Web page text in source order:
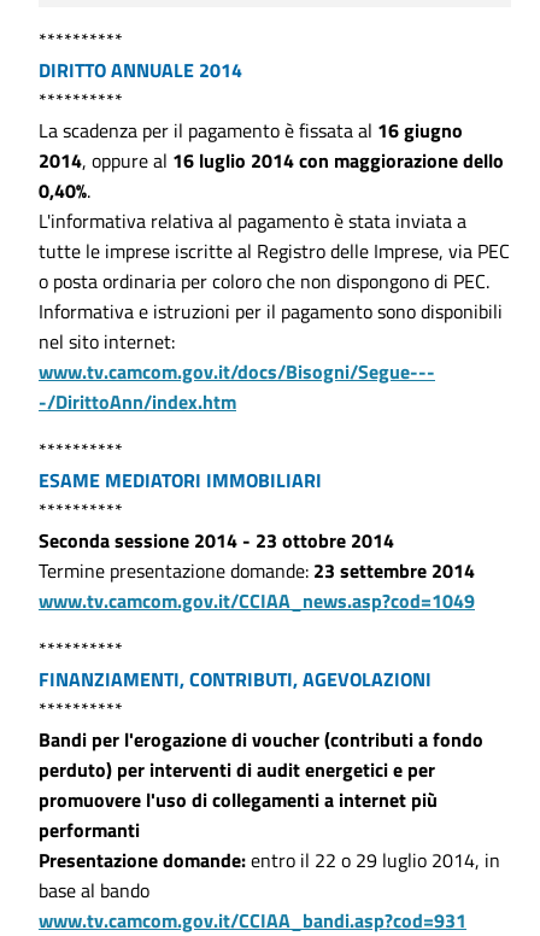
**********
DIRITTO ANNUALE 2014
**********
La scadenza per il pagamento è fissata al 16 giugno
2014, oppure al 16 luglio 2014 con maggiorazione dello
0,40%.
L'informativa relativa al pagamento è stata inviata a
tutte le imprese iscritte al Registro delle Imprese, via PEC
o posta ordinaria per coloro che non dispongono di PEC.
Informativa e istruzioni per il pagamento sono disponibili
nel sito internet:
www.tv.camcom.gov.it/docs/Bisogni/Segue---
-/DirittoAnn/index.htm
**********
ESAME MEDIATORI IMMOBILIARI
**********
Seconda sessione 2014 - 23 ottobre 2014
Termine presentazione domande: 23 settembre 2014
www.tv.camcom.gov.it/CCIAA_news.asp?cod=1049
**********
FINANZIAMENTI, CONTRIBUTI, AGEVOLAZIONI
**********
Bandi per l'erogazione di voucher (contributi a fondo
perduto) per interventi di audit energetici e per
promuovere l'uso di collegamenti a internet più
performanti
Presentazione domande:entro il 22 o 29 luglio 2014, in
base al bando
www.tv.camcom.gov.it/CCIAA_bandi.asp?cod=931